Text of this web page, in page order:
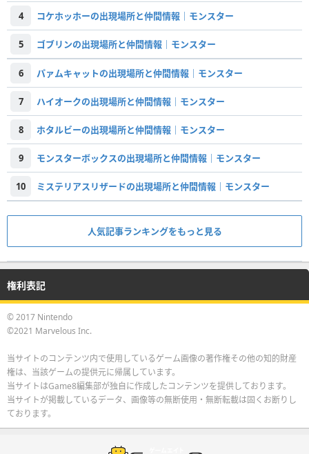
4 コケホッホーの出現場所と仲間情報｜モンスター
5 ゴブリンの出現場所と仲間情報｜モンスター
6 パァムキャットの出現場所と仲間情報｜モンスター
7 ハイオークの出現場所と仲間情報｜モンスター
8 ホタルビーの出現場所と仲間情報｜モンスター
9 モンスターボックスの出現場所と仲間情報｜モンスター
10 ミステリアスリザードの出現場所と仲間情報｜モンスター
人気記事ランキングをもっと見る
権利表記
© 2017 Nintendo
©2021 Marvelous Inc.
当サイトのコンテンツ内で使用しているゲーム画像の著作権その他の知的財産
権は、当該ゲームの提供元に帰属しています。
当サイトはGame8編集部が独自に作成したコンテンツを提供しております。
当サイトが掲載しているデータ、画像等の無断使用・無断転載は固くお断りし
ております。